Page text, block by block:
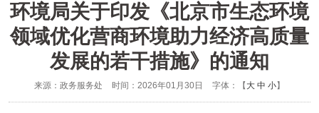
环境局关于印发《北京市生态环境
领域优化营商环境助力经济高质量
发展的若干措施》的通知
来源：政务服务处 时间：2026年01月30日 字体：【 大 中 小】